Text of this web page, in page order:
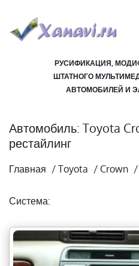
РУСИФИКАЦИЯ,
ШТАТНОГО
АВТОМОБИЛЕЙ И
Автомобиль: Toyota
рестайлинг
Главная / Toyota / Crown /
Система: